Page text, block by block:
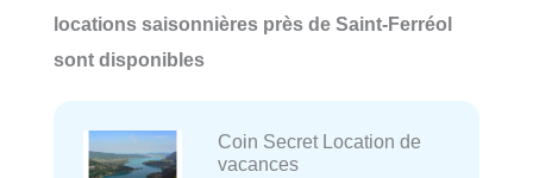
locations saisonnières près de Saint-Ferréol
sont disponibles
Coin Secret Location de
vacances